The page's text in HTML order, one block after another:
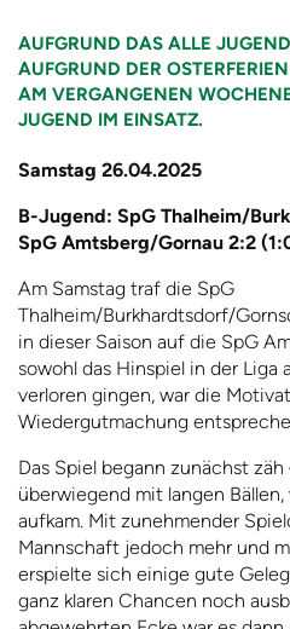
AUFGRUND DAS ALLE
AUFGRUND DER
AM VERGANGENEN
JUGEND IM EINSATZ.
Samstag 26.04.2025
B-Jugend: SpG Thalheim/
SpG Amtsberg/Gornau 2:2
Am Samstag traf die SpG
Thalheim/Burkhardtsdorf/
in dieser Saison auf die SpG
sowohl das Hinspiel in der Liga
verloren gingen, war die
Wiedergutmachung
Das Spiel begann zunächst
überwiegend mit langen
aufkam. Mit zunehmender
Mannschaft jedoch mehr und
erspielte sich einige gute
ganz klaren Chancen noch